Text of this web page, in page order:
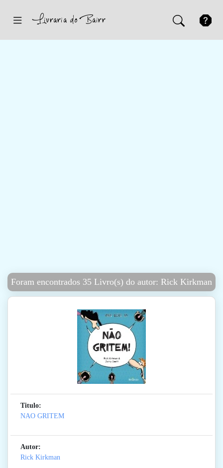
Foram encontrados 35 Livro(s) do autor: Rick Kirkman
Titulo:
NAO GRITEM
Autor:
Rick Kirkman